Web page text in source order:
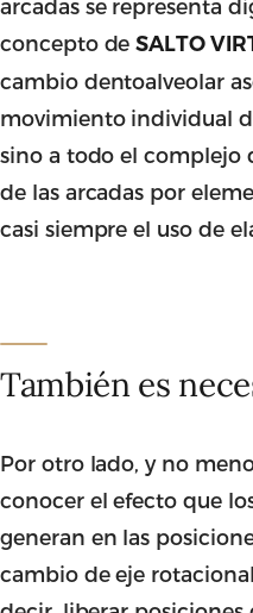
arcadas se representa
concepto deSALTO
cambio dentoalveolar
movimiento individual
sino a todo el complejo
de las arcadas por
casi siempre el uso de
También es
Por otro lado, y no
conocer el efecto que
generan en las
cambio de eje